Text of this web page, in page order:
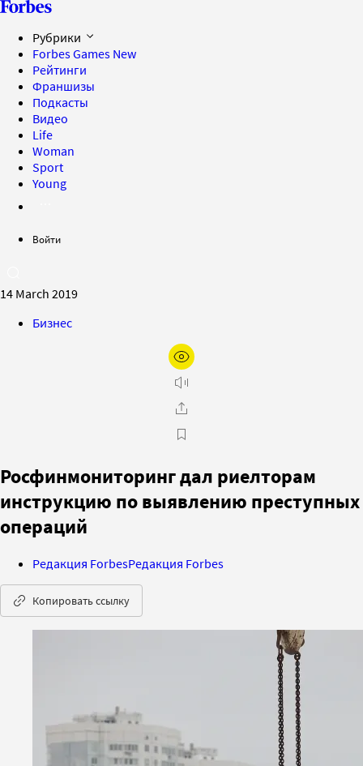
Рубрики
Forbes Games New
Рейтинги
Франшизы
Подкасты
Видео
Life
Woman
Sport
Young
Войти
14 March 2019
Бизнес
Росфинмониторинг дал риелторам
инструкцию по выявлению преступных
операций
Редакция ForbesРедакция Forbes
Копировать ссылку